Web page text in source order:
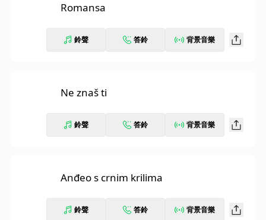
Romansa
鈴聲 答鈴 背景音樂
Ne znaš ti
鈴聲 答鈴 背景音樂
Anđeo s crnim krilima
鈴聲 答鈴 背景音樂